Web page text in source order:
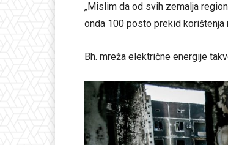
„Mislim da od svih zemalja
onda 100 posto prekid korištenja
Bh. mreža električne energije